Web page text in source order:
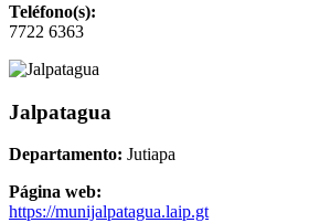
Teléfono(s):
7722 6363
Jalpatagua
Departamento: Jutiapa
Página web:
https://munijalpatagua.laip.gt